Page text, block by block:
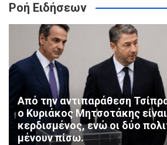
Ροή Ειδήσεων
Από την αντιπαράθεση
ο Κυριάκος Μητσοτάκης
κερδισμένος, ενώ οι δύο
μένουν πίσω.